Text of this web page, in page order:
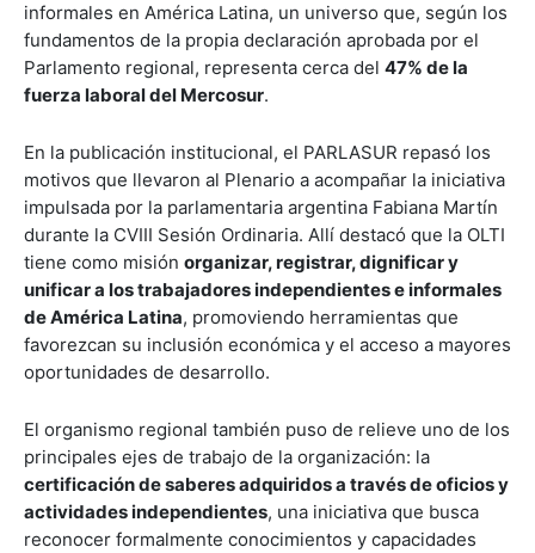
informales en América Latina, un universo que, según los
fundamentos de la propia declaración aprobada por el
Parlamento regional, representa cerca del 47% de la
fuerza laboral del Mercosur.
En la publicación institucional, el PARLASUR repasó los
motivos que llevaron al Plenario a acompañar la iniciativa
impulsada por la parlamentaria argentina Fabiana Martín
durante la CVIII Sesión Ordinaria. Allí destacó que la OLTI
tiene como misión organizar, registrar, dignificar y
unificar a los trabajadores independientes e informales
de América Latina, promoviendo herramientas que
favorezcan su inclusión económica y el acceso a mayores
oportunidades de desarrollo.
El organismo regional también puso de relieve uno de los
principales ejes de trabajo de la organización: la
certificación de saberes adquiridos a través de oficios y
actividades independientes, una iniciativa que busca
reconocer formalmente conocimientos y capacidades